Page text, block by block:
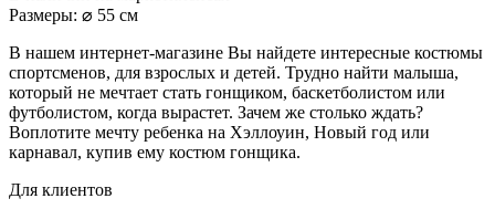
Размеры: ⌀ 55 см
В нашем интернет-магазине Вы найдете интересные костюмы
спортсменов, для взрослых и детей. Трудно найти малыша,
который не мечтает стать гонщиком, баскетболистом или
футболистом, когда вырастет. Зачем же столько ждать?
Воплотите мечту ребенка на Хэллоуин, Новый год или
карнавал, купив ему костюм гонщика.
Для клиентов